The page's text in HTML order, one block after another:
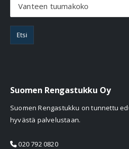
Vanteen tuumakoko
Etsi
Suomen Rengastukku Oy
Suomen Rengastukku on tunnettu
hyvästä palvelustaan.
020 792 0820